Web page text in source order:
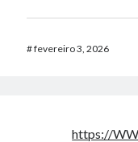
#fevereiro 3, 2026
https://